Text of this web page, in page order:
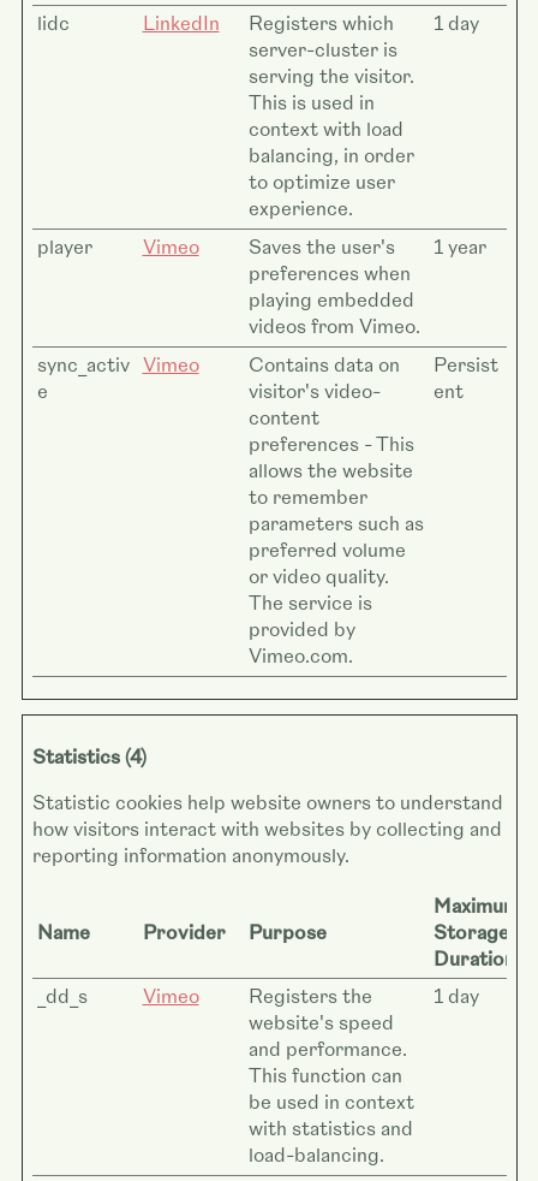
lidc LinkedIn
Registers which
server-cluster is
serving the visitor.
This is used in
context with load
balancing, in order
to optimize user
experience.
1 day
player Vimeo
Saves the user's
preferences when
playing embedded
videos from Vimeo.
1 year
sync_activ
e
Vimeo
Contains data on
visitor's video-
content
preferences - This
allows the website
to remember
parameters such as
preferred volume
or video quality.
The service is
provided by
Vimeo.com.
Persist
ent
Statistics (4)
Statistic cookies help website owners to understand
how visitors interact with websites by collecting and
reporting information anonymously.
Name Provider Purpose
Maximum
Storage
Duration
_dd_s
Vimeo
Registers the
website's speed
and performance.
This function can
be used in context
with statistics and
load-balancing.
1 day